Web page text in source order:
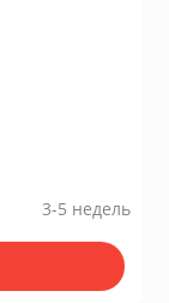
3-5 недель